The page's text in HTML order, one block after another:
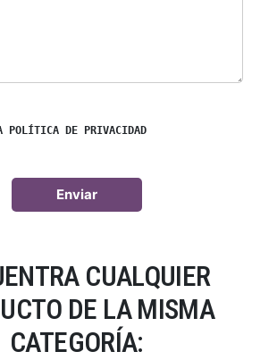
POLÍTICA DE PRIVACIDAD
CUALQUIER
DE LA MISMA
CATEGORÍA: